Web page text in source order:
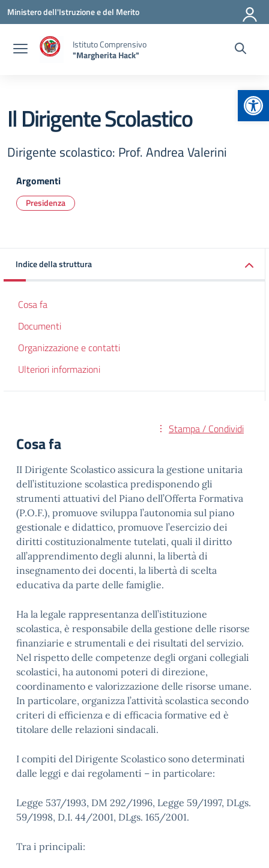
Vai ai contenuti
Vai al menu di navigazione
Vai al footer
Ministero dell'Istruzione e del Merito
Istituto Comprensivo
"Margherita Hack"
Il Dirigente Scolastico
Dirigente scolastico: Prof. Andrea Valerini
Argomenti
Presidenza
Indice della struttura
Cosa fa
Documenti
Organizzazione e contatti
Ulteriori informazioni
Stampa / Condividi
Cosa fa
II Dirigente Scolastico assicura la gestione unitaria
dell’istituzione scolastica predisponendo gli
strumenti attuativi del Piano dell’Offerta Formativa
(P.O.F.), promuove sviluppa l’autonomia sul piano
gestionale e didattico, promuove l’esercizio dei
diritti costituzionalmente tutelati, quali il diritto
all’apprendimento degli alunni, la libertà di
insegnamento dei docenti, la libertà di scelta
educativa da parte delle famiglie.
Ha la legale rappresentanza dell’istituzione
scolastica, è responsabile della gestione delle risorse
finanziarie e strumentali e dei risultati del servizio.
Nel rispetto delle competenze degli organi collegiali
scolastici, ha autonomi poteri di direzione,
coordinamento e valorizzazione delle risorse umane.
In particolare, organizza l’attività scolastica secondo
criteri di efficienza e di efficacia formative ed è
titolare delle relazioni sindacali.
I compiti del Dirigente Scolastico sono determinati
dalle leggi e dai regolamenti – in particolare:
Legge 537/1993, DM 292/1996, Legge 59/1997, DLgs.
59/1998, D.I. 44/2001, DLgs. 165/2001.
Tra i principali: